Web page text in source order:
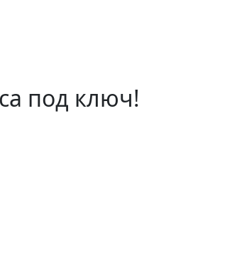
под ключ!